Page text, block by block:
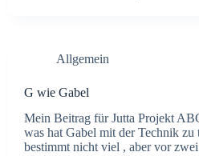
Allgemein
G wie Gabel
Mein Beitrag für Jutta Projekt
was hat Gabel mit der Technik
bestimmt nicht viel , aber vor